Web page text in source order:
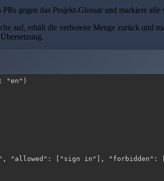
gegen das Projekt-Glossar und markiere
auf, erhält die verbotene Menge zurück und